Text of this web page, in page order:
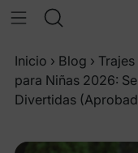
Inicio › Blog ›
para Niñas 2026:
Divertidas